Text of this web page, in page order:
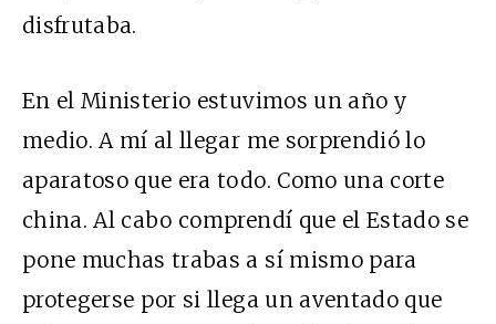
disfrutaba.
En el Ministerio estuvimos un año y
medio. A mí al llegar me sorprendió lo
aparatoso que era todo. Como una corte
china. Al cabo comprendí que el Estado se
pone muchas trabas a sí mismo para
protegerse por si llega un aventado que